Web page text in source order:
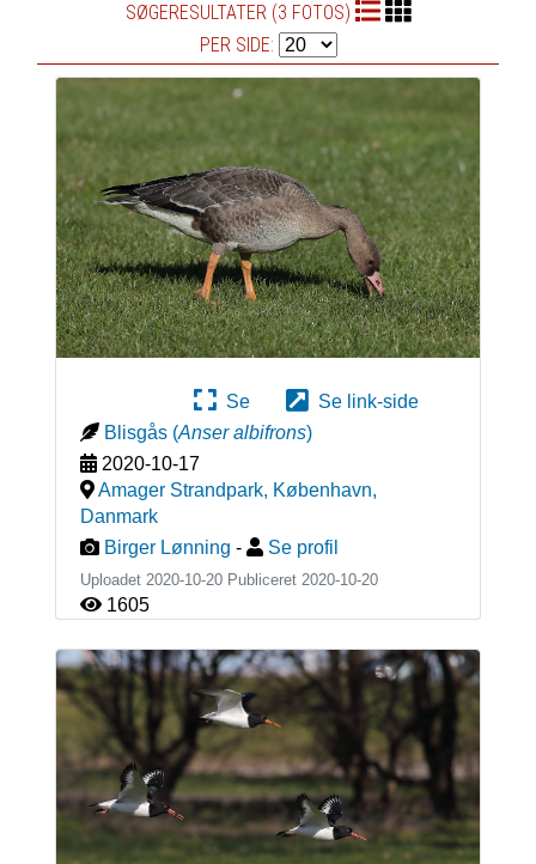
SØGERESULTATER (3 FOTOS)
PER SIDE:
Se
Se link-side
Blisgås (Anser albifrons)
2020-10-17
Amager Strandpark, København,
Danmark
Birger Lønning - Se profil
Uploadet 2020-10-20 Publiceret 2020-10-20
1605